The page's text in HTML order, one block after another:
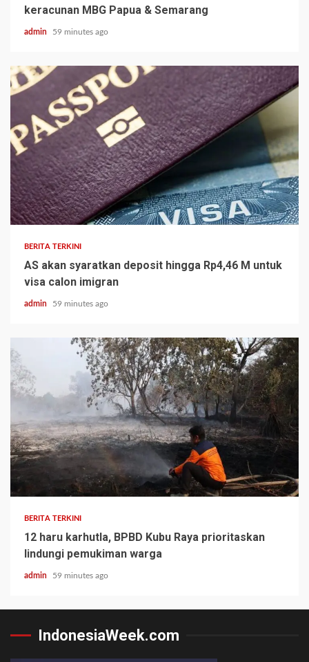
keracunan MBG Papua & Semarang
admin 59 minutes ago
BERITA TERKINI
AS akan syaratkan deposit hingga Rp4,46 M untuk
visa calon imigran
admin 59 minutes ago
BERITA TERKINI
12 haru karhutla, BPBD Kubu Raya prioritaskan
lindungi pemukiman warga
admin 59 minutes ago
IndonesiaWeek.com